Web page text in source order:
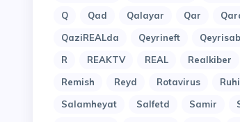
Q
Qad Qalayar Qar
QaziREALda
Qeyrineft
R
REAKTV REAL Realkiber
Remish
Reyd Rotavirus
Salamheyat
Salfetd Samir